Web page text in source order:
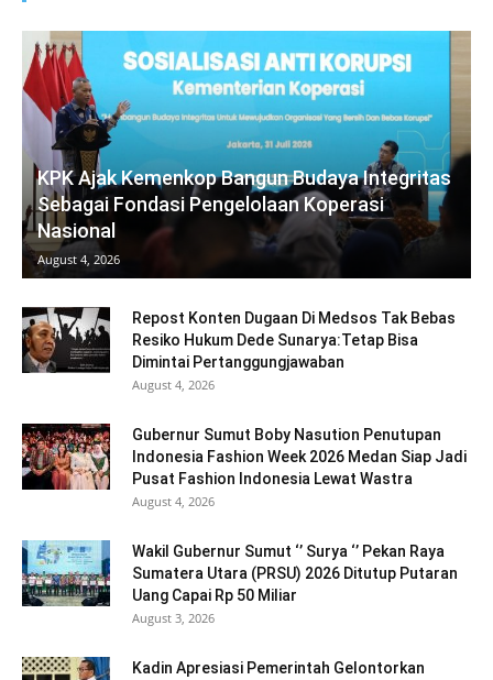
KPK Ajak Kemenkop Bangun Budaya Integritas
Sebagai Fondasi Pengelolaan Koperasi
Nasional
August 4, 2026
Repost Konten Dugaan Di Medsos Tak Bebas
Resiko Hukum Dede Sunarya:Tetap Bisa
Dimintai Pertanggungjawaban
August 4, 2026
Gubernur Sumut Boby Nasution Penutupan
Indonesia Fashion Week 2026 Medan Siap Jadi
Pusat Fashion Indonesia Lewat Wastra
August 4, 2026
Wakil Gubernur Sumut ‘’ Surya ‘’ Pekan Raya
Sumatera Utara (PRSU) 2026 Ditutup Putaran
Uang Capai Rp 50 Miliar
August 3, 2026
Kadin Apresiasi Pemerintah Gelontorkan